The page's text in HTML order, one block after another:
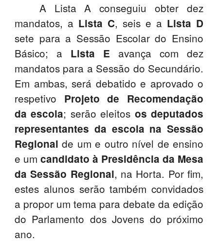
A Lista A conseguiu obter dez
mandatos, a Lista C, seis e a Lista D
sete para a Sessão Escolar do Ensino
Básico; a Lista E avança com dez
mandatos para a Sessão do Secundário.
Em ambas, será debatido e aprovado o
respetivo Projeto de Recomendação
da escola; serão eleitos os deputados
representantes da escola na Sessão
Regional de um e outro nível de ensino
e um candidato à Presidência da Mesa
da Sessão Regional, na Horta. Por fim,
estes alunos serão também convidados
a propor um tema para debate da edição
do Parlamento dos Jovens do próximo
ano.